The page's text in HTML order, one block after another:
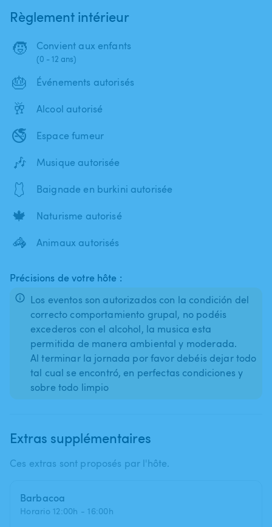
Règlement intérieur
🧒 Convient aux enfants
(0 - 12 ans)
🎂 Événements autorisés
🥂 Alcool autorisé
🚭 Espace fumeur
🎶 Musique autorisée
🩱 Baignade en burkini autorisée
🍁 Naturisme autorisé
🦓 Animaux autorisés
Précisions de votre hôte :
Los eventos son autorizados con la condición del
correcto comportamiento grupal, no podéis
excederos con el alcohol, la musica esta
permitida de manera ambiental y moderada.
Al terminar la jornada por favor debéis dejar todo
tal cual se encontró, en perfectas condiciones y
sobre todo limpio
Extras supplémentaires
Ces extras sont proposés par l'hôte.
Barbacoa
Horario 12:00h - 16:00h